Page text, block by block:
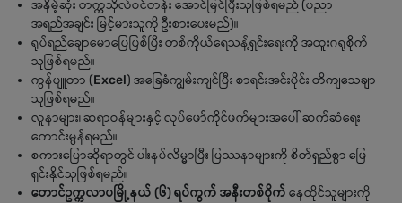
အနိမ့်ဆုံး တက္ကသိုလ်ဝင်တန်း အောင်မြင်ပြီးသူဖြစ်ရမည် (ပညာ
အရည်အချင်း မြင့်မားသူကို ဦးစားပေးမည်)။
ရုပ်ရည်ချောမောပြေပြစ်ပြီး တစ်ကိုယ်ရေသန့်ရှင်းရေးကို အထူးဂရုစိုက်
သူဖြစ်ရမည်။
ကွန်ပျူတာ (Excel) အခြေခံကျွမ်းကျင်ပြီး စာရင်းအင်းပိုင်း တိကျသေချာ
သူဖြစ်ရမည်။
လူနာများ၊ ဆရာဝန်များနှင့် လုပ်ဖော်ကိုင်ဖက်များအပေါ် ဆက်ဆံရေး
ကောင်းမွန်ရမည်။
စကားပြောဆိုရာတွင် ပါးနပ်လိမ္မာပြီး ပြဿနာများကို စိတ်ရှည်စွာ ဖြေ
ရှင်းနိုင်သူဖြစ်ရမည်။
တောင်ဥက္ကလာပမြို့နယ် (၆) ရပ်ကွက် အနီးတစ်ဝိုက် နေထိုင်သူများကို